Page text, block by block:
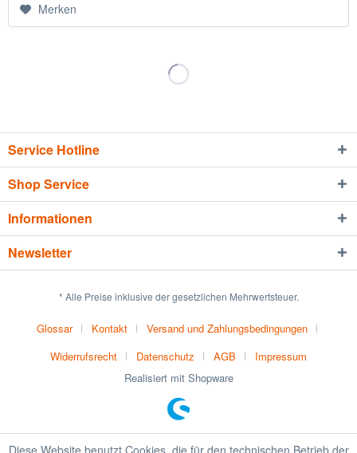
Merken
Service Hotline
Shop Service
Informationen
Newsletter
* Alle Preise inklusive der gesetzlichen Mehrwertsteuer.
Glossar Kontakt
Versand und Zahlungsbedingungen
Widerrufsrecht
Datenschutz AGB
Impressum
Realisiert mit Shopware
Diese Website benutzt Cookies, die für den technischen Betrieb der